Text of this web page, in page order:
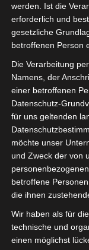
Für die Nutzung von
Barrow Street,
Zustimmung. Es
erhoben, verarbeitet
Google Adsenseist
werden. Ist die
erforderlich und
gesetzliche
betroffenen Person
Die Verarbeitung
Namens, der
einer betroffenen
Datenschutz-
für uns geltenden
möchte unser
und Zweck der von
betroffene
die ihnen
Wir haben als für
technische und
einen möglichst